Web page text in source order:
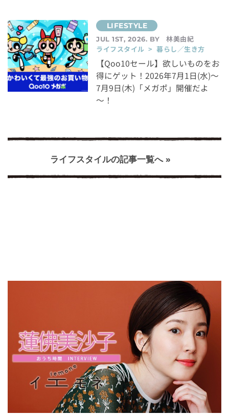
JUL 1ST, 2026. BY
林美由紀
ライフスタイル > 暮らし／生き方
【Qoo10セール】欲しいものをお
得にゲット！2026年7月1日(水)～
7月9日(木)「メガポ」開催だよ
～！
ライフスタイルの記事一覧へ »